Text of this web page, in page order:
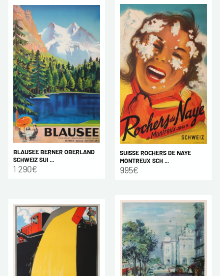
BLAUSEE BERNER OBERLAND
SCHWEIZ SUI ...
1 290€
SUISSE ROCHERS DE NAYE
MONTREUX SCH ...
995€